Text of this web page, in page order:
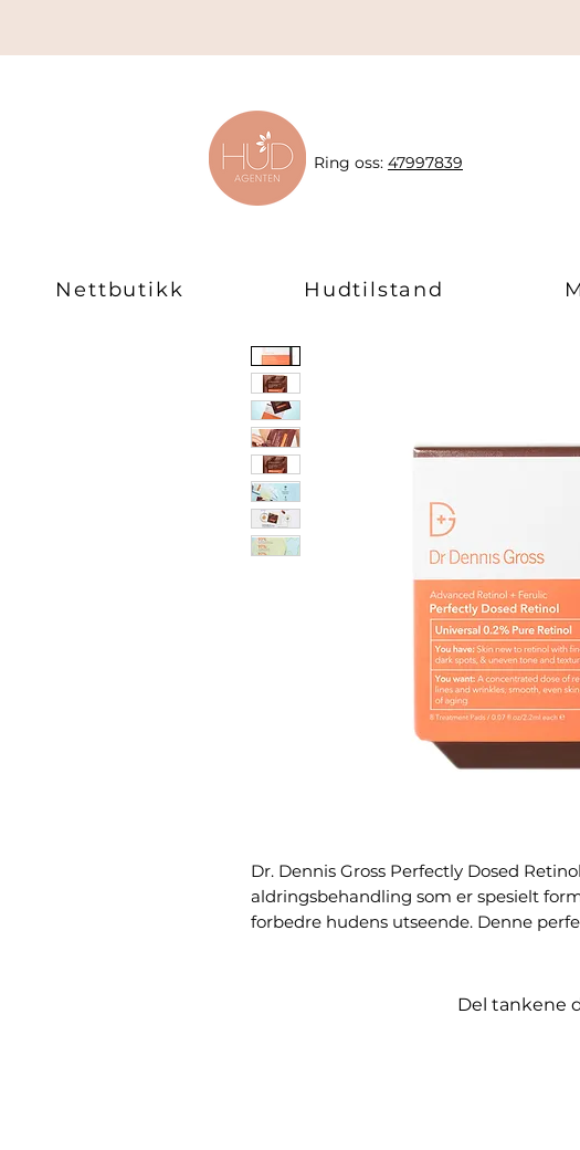
Ring oss: 47997839
Nettbutikk Hudtilstand
Dr. Dennis Gross Perfectly Dosed
aldringsbehandling som er spesielt
forbedre hudens utseende. Denne
retinolbehandling. Den bidrar til å
linjer, rynker og ujevnheter i huden,
effektive formel, er denne
til din hudpleierutine for å oppnå en
hud. Og med Dr. Dennis Gross sin
Del tankene